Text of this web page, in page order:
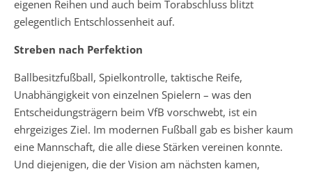
eigenen Reihen und auch beim Torabschluss blitzt
gelegentlich Entschlossenheit auf.
Streben nach Perfektion
Ballbesitzfußball, Spielkontrolle, taktische Reife,
Unabhängigkeit von einzelnen Spielern – was den
Entscheidungsträgern beim VfB vorschwebt, ist ein
ehrgeiziges Ziel. Im modernen Fußball gab es bisher kaum
eine Mannschaft, die alle diese Stärken vereinen konnte.
Und diejenigen, die der Vision am nächsten kamen,